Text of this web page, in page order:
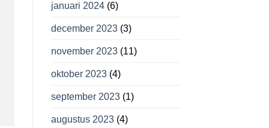
januari 2024(6)
december 2023(3)
november 2023(11)
oktober 2023(4)
september 2023(1)
augustus 2023(4)